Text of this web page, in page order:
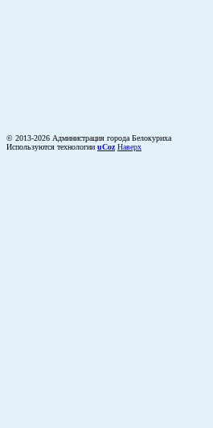
© 2013-2026 Администрация города Белокуриха
Используются технологии uCoz Наверх